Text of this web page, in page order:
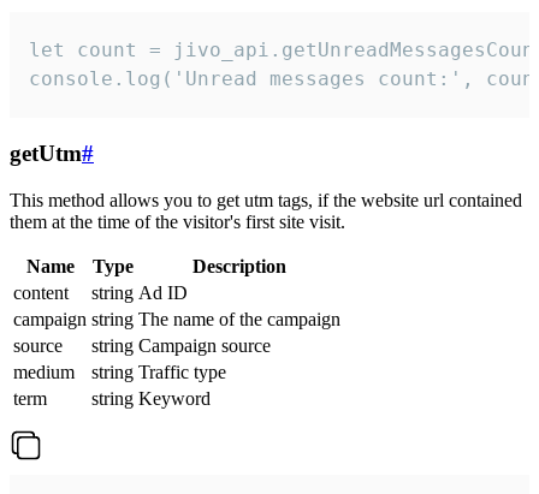
let count =
console.log('Unread messages count:',
getUtm#
This method allows you to get utm tags, if the website url contained
them at the time of the visitor's first site visit.
Name Type
Description
content
string Ad ID
campaign string The name of the campaign
source
string Campaign source
medium
string Traffic type
term
string Keyword